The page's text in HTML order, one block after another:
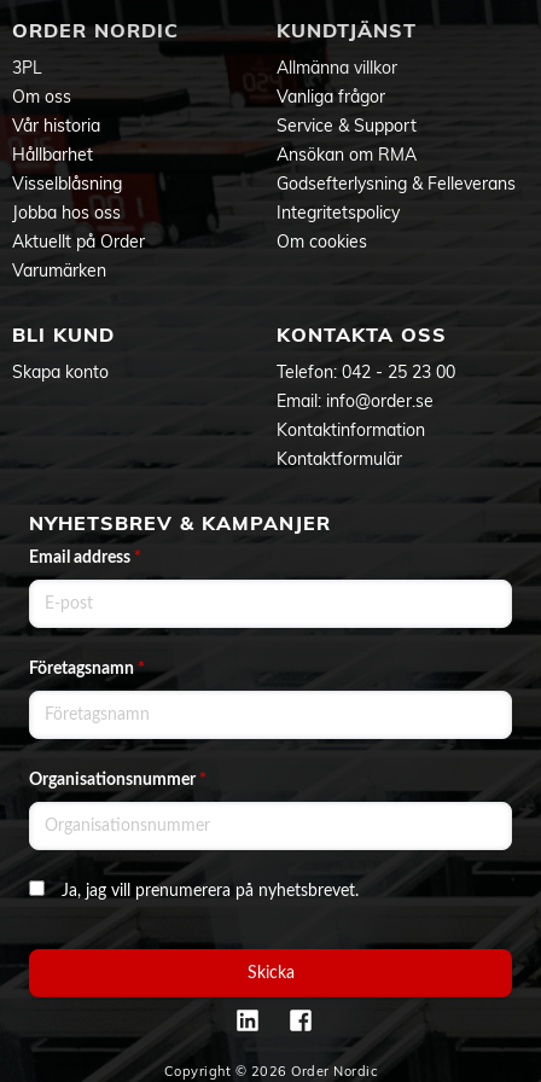
ORDER NORDIC
3PL
Om oss
Vår historia
Hållbarhet
Visselblåsning
Jobba hos oss
Aktuellt på Order
Varumärken
KUNDTJÄNST
Allmänna villkor
Vanliga frågor
Service & Support
Ansökan om RMA
Godsefterlysning & Felleverans
Integritetspolicy
Om cookies
BLI KUND
Skapa konto
KONTAKTA OSS
Telefon: 042 - 25 23 00
Email: info@order.se
Kontaktinformation
Kontaktformulär
NYHETSBREV & KAMPANJER
Email address *
Företagsnamn*
Organisationsnummer *
Ja, jag vill prenumerera på nyhetsbrevet.
Skicka
Copyright © 2026 Order Nordic